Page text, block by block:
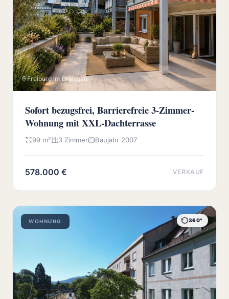
Freiburg im Breisgau
Sofort bezugsfrei, Barrierefreie 3-Zimmer-
Wohnung mit XXL-Dachterrasse
99 m² 3 Zimmer Baujahr 2007
578.000 € VERKAUF
WOHNUNG 360°